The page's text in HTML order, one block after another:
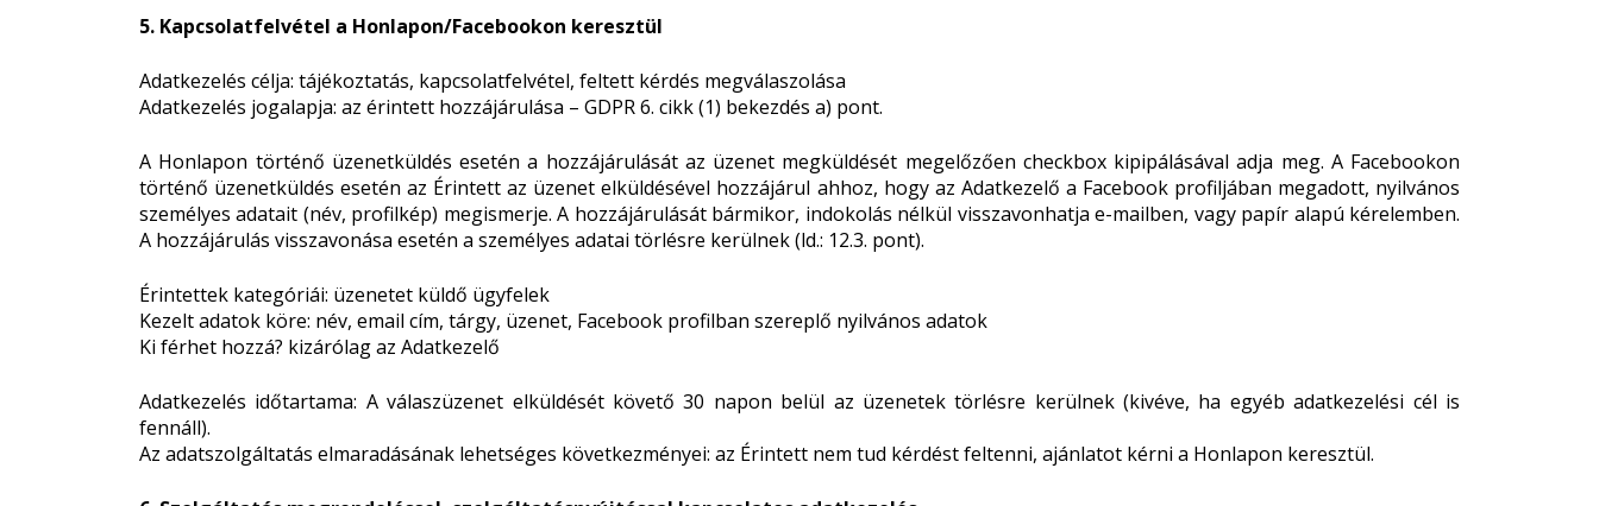
5. Kapcsolatfelvétel a Honlapon/Facebookon keresztül
Adatkezelés célja: tájékoztatás, kapcsolatfelvétel, feltett kérdés megválaszolása
Adatkezelés jogalapja: az érintett hozzájárulása – GDPR 6. cikk (1) bekezdés a) pont.
A Honlapon történő üzenetküldés esetén a hozzájárulását az üzenet megküldését megelőzően checkbox kipipálásával adja meg. A Facebookon
történő üzenetküldés esetén az Érintett az üzenet elküldésével hozzájárul ahhoz, hogy az Adatkezelő a Facebook profiljában megadott, nyilvános
személyes adatait (név, profilkép) megismerje. A hozzájárulását bármikor, indokolás nélkül visszavonhatja e-mailben, vagy papír alapú kérelemben.
A hozzájárulás visszavonása esetén a személyes adatai törlésre kerülnek (ld.: 12.3. pont).
Érintettek kategóriái: üzenetet küldő ügyfelek
Kezelt adatok köre: név, email cím, tárgy, üzenet, Facebook profilban szereplő nyilvános adatok
Ki férhet hozzá? kizárólag az Adatkezelő
Adatkezelés időtartama: A válaszüzenet elküldését követő 30 napon belül az üzenetek törlésre kerülnek (kivéve, ha egyéb adatkezelési cél is
fennáll).
Az adatszolgáltatás elmaradásának lehetséges következményei: az Érintett nem tud kérdést feltenni, ajánlatot kérni a Honlapon keresztül.